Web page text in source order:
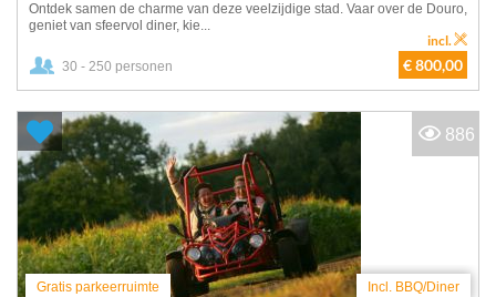
Ontdek samen de charme van deze veelzijdige stad. Vaar over de Douro,
geniet van sfeervol diner, kie...
30 - 250 personen € 800,00
incl.
Gratis parkeerruimte Incl. BBQ/Diner
886